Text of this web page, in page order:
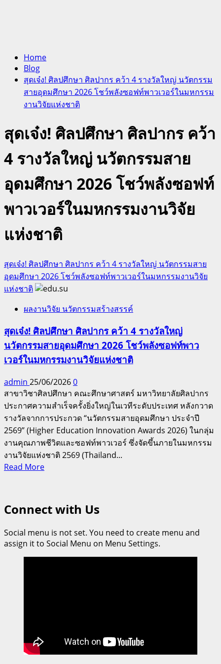
Home
Blog
สุดเจ๋ง! ศิลปศึกษา ศิลปากร คว้า 4 รางวัลใหญ่ นวัตกรรม
สายอุดมศึกษา 2026 โชว์พลังซอฟท์พาวเวอร์ในมหกรรม
งานวิจัยแห่งชาติ
สุดเจ๋ง! ศิลปศึกษา ศิลปากร คว้า
4 รางวัลใหญ่ นวัตกรรมสาย
อุดมศึกษา 2026 โชว์พลังซอฟท์
พาวเวอร์ในมหกรรมงานวิจัย
แห่งชาติ
สุดเจ๋ง! ศิลปศึกษา ศิลปากร คว้า 4 รางวัลใหญ่ นวัตกรรมสาย
อุดมศึกษา 2026 โชว์พลังซอฟท์พาวเวอร์ในมหกรรมงานวิจัย
แห่งชาติ
ผลงานวิจัย นวัตกรรมสร้างสรรค์
สุดเจ๋ง! ศิลปศึกษา ศิลปากร คว้า 4 รางวัลใหญ่
นวัตกรรมสายอุดมศึกษา 2026 โชว์พลังซอฟท์พาว
เวอร์ในมหกรรมงานวิจัยแห่งชาติ
admin 25/06/20260
สาขาวิชาศิลปศึกษา คณะศึกษาศาสตร์ มหาวิทยาลัยศิลปากร
ประกาศความสำเร็จครั้งยิ่งใหญ่ในเวทีระดับประเทศ หลังกวาด
รางวัลจากการประกวด “นวัตกรรมสายอุดมศึกษา ประจำปี
2569” (Higher Education Innovation Awards 2026) ในกลุ่ม
งานคุณภาพชีวิตและซอฟท์พาวเวอร์ ซึ่งจัดขึ้นภายในมหกรรม
งานวิจัยแห่งชาติ 2569 (Thailand...
Read MoreRead
เจ๋ง!
ศิลปากร
คว้า
พลัง
Connect with Us
Social menu is not set. You need to create menu and
assign it to Social Menu on Menu Settings.